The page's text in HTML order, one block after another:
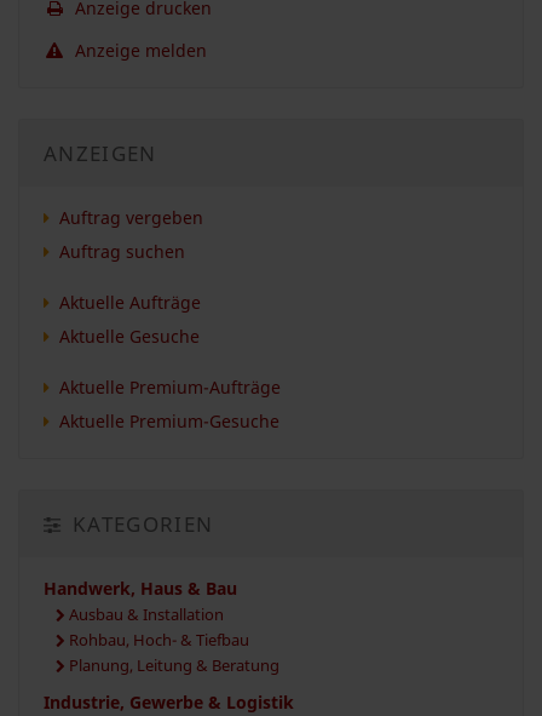
Anzeige drucken
Anzeige melden
ANZEIGEN
Auftrag vergeben
Auftrag suchen
Aktuelle Aufträge
Aktuelle Gesuche
Aktuelle Premium-Aufträge
Aktuelle Premium-Gesuche
KATEGORIEN
Handwerk, Haus & Bau
Ausbau & Installation
Rohbau, Hoch- & Tiefbau
Planung, Leitung & Beratung
Industrie, Gewerbe & Logistik